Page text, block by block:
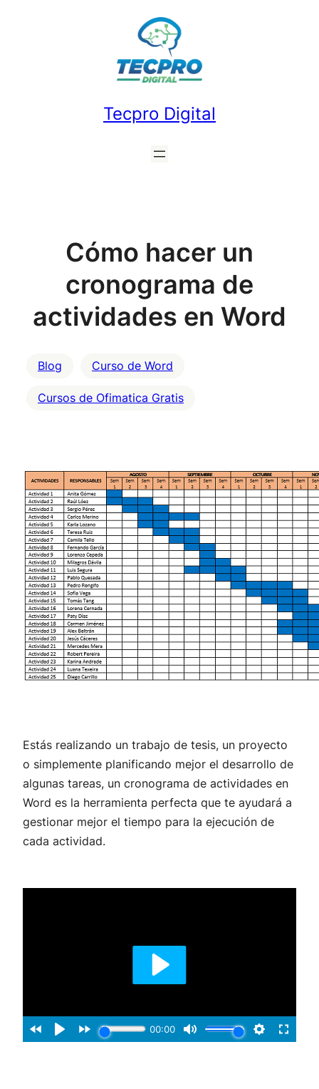
Tecpro Digital
Cómo hacer un
cronograma de
actividades en Word
Blog Curso de Word
Cursos de Ofimatica Gratis
Estás realizando un trabajo de tesis, un proyecto
o simplemente planificando mejor el desarrollo de
algunas tareas, un cronograma de actividades en
Word es la herramienta perfecta que te ayudará a
gestionar mejor el tiempo para la ejecución de
cada actividad.